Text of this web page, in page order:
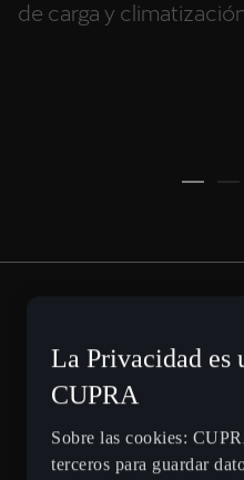
de carga y
CUPRA
La Privacidad es
CUPRA
Sobre las cookies:
terceros para guardar